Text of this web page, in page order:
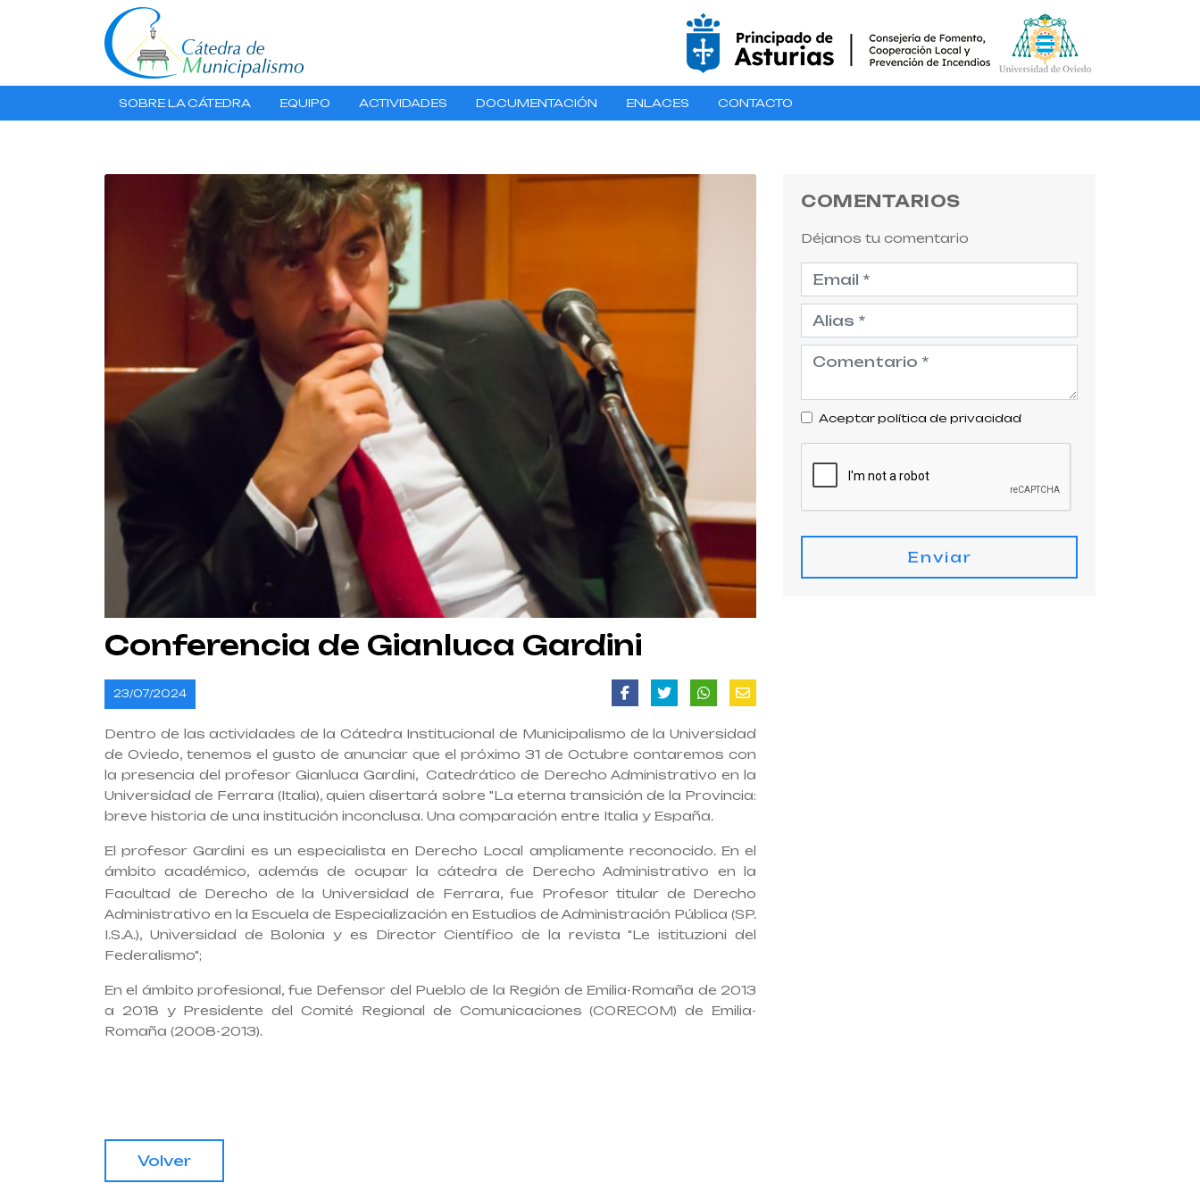
SOBRE LA CÁTEDRA EQUIPO ACTIVIDADES DOCUMENTACIÓN ENLACES CONTACTO
Conferencia de Gianluca Gardini
23/07/2024
Dentro de las actividades de la Cátedra Institucional de Municipalismo de la Universidad
de Oviedo, tenemos el gusto de anunciar que el próximo 31 de Octubre contaremos con
la presencia del profesor Gianluca Gardini, Catedrático de Derecho Administrativo en la
Universidad de Ferrara (Italia), quien disertará sobre "La eterna transición de la Provincia:
breve historia de una institución inconclusa. Una comparación entre Italia y España.
El profesor Gardini es un especialista en Derecho Local ampliamente reconocido. En el
ámbito académico, además de ocupar la cátedra de
Derecho Administrativo en la
Facultad de Derecho de la Universidad de Ferrara, fue Profesor titular de Derecho
Administrativo en la Escuela de Especialización en Estudios de Administración Pública (SP.
I.S.A.), Universidad de Bolonia y es Director Científico de la revista "Le istituzioni del
Federalismo";
En el ámbito profesional, fue Defensor del Pueblo de la Región de Emilia-Romaña de 2013
a 2018 y Presidente del Comité Regional de Comunicaciones (CORECOM) de Emilia-
Romaña (2008-2013).
COMENTARIOS
Déjanos tu comentario
Aceptar política de privacidad
Enviar
Volver